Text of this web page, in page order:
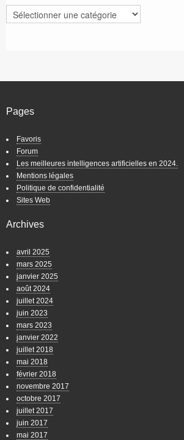
Catégories
Pages
Favoris
Forum
Les meilleures intelligences artificielles en 2024.
Mentions légales
Politique de confidentialité
Sites Web
Archives
avril 2025
mars 2025
janvier 2025
août 2024
juillet 2024
juin 2023
mars 2023
janvier 2022
juillet 2018
mai 2018
février 2018
novembre 2017
octobre 2017
juillet 2017
juin 2017
mai 2017